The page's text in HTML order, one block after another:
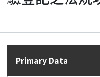
Statistics
Primary Data